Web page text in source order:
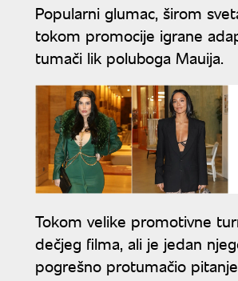
Popularni glumac, širom
tokom promocije igrane
tumači lik poluboga Mauija.
Tokom velike promotivne
dečjeg filma, ali je jedan
pogrešno protumačio